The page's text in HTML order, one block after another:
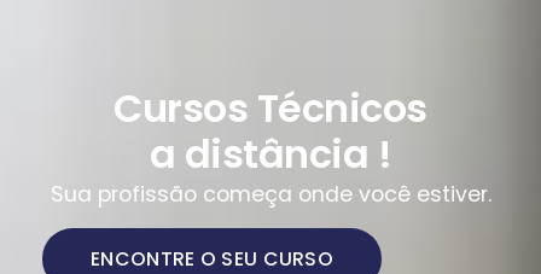
Cursos Técnicos
a distância !
Sua profissão começa onde você estiver.
ENCONTRE O SEU CURSO